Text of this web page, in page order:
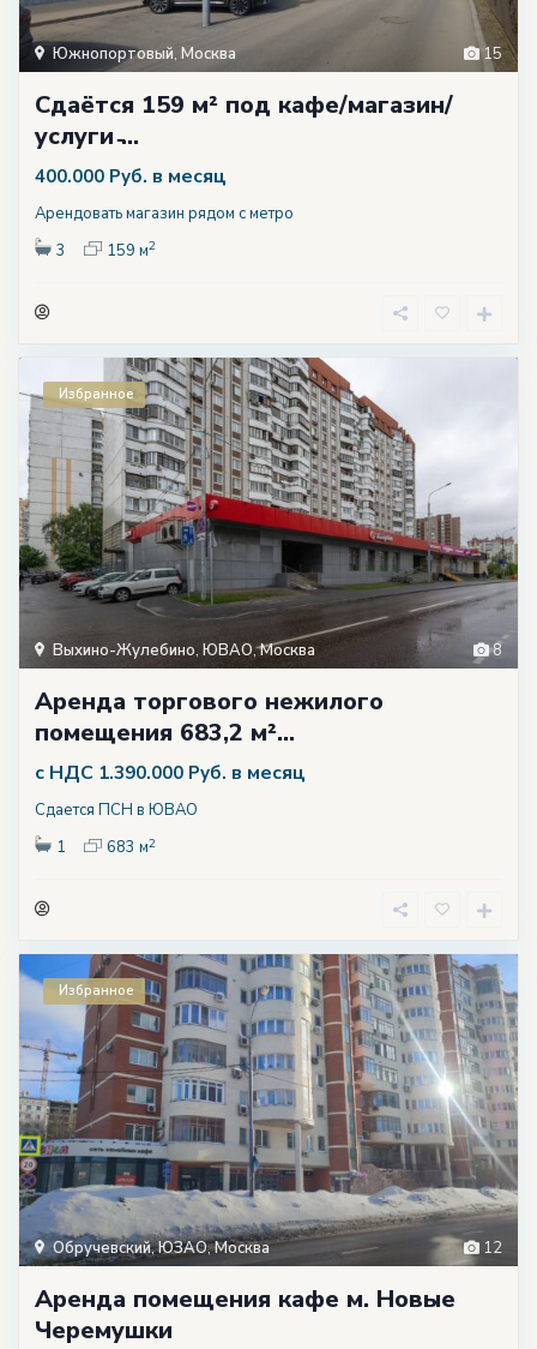
15
Южнопортовый, Москва
Сдаётся 159 м² под кафе/магазин/
услуги ̵...
400.000 Руб. в месяц
Арендовать магазин рядом с метро
3
159 м2
8
Выхино-Жулебино, ЮВАО,Москва
Избранное
Аренда торгового нежилого
помещения 683,2 м²...
с НДС 1.390.000 Руб. в месяц
Сдается ПСН в ЮВАО
1
683 м2
12
Обручевский,ЮЗАО,Москва
Избранное
Аренда помещения кафе м. Новые
Черемушки